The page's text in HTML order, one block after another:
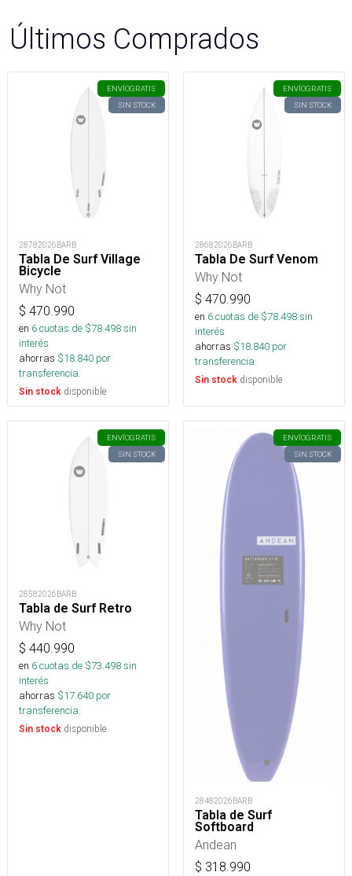
Últimos Comprados
ENVÍOGRATIS
SIN STOCK
28782026BARB
Tabla De Surf Village
Bicycle
Why Not
$ 470.990
en 6cuotas de $78.498sin
interés
ahorras $18.840 por
transferencia.
Sin stock disponible
ENVÍOGRATIS
SIN STOCK
28682026BARB
Tabla De Surf Venom
Why Not
$ 470.990
en 6cuotas de $78.498sin
interés
ahorras $18.840 por
transferencia.
Sin stock disponible
ENVÍOGRATIS
SIN STOCK
28582026BARB
Tabla de Surf Retro
Why Not
$ 440.990
en 6cuotas de $73.498sin
interés
ahorras $17.640 por
transferencia.
Sin stock disponible
ENVÍOGRATIS
SIN STOCK
28482026BARB
Tabla de Surf
Softboard
Andean
$ 318.990